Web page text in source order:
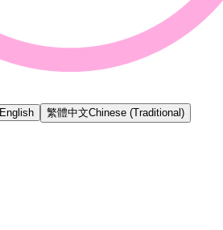
English 繁體中文Chinese (Traditional)